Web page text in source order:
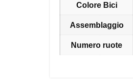
Colore Bici
Assemblaggio
Numero ruote